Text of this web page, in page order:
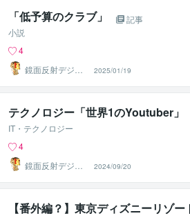
「低予算のクラブ」
記事
小説
4
鏡面反射デジタ
ルアート製作所
（鈴木穣）
2025/01/19
テクノロジー「世界1のYoutuber」
IT・テクノロジー
4
鏡面反射デジタ
ルアート製作所
（鈴木穣）
2024/09/20
【番外編？】東京ディズニーリゾー